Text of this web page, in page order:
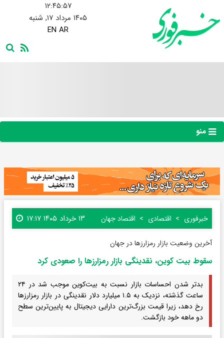
۱۲:۴۵:۵۸
۱۴۰۵ مرداد ۱۷, شنبه
EN AR
منو
خبرفوری اقتصادی اقتصاد جهان ۱۳ خرداد ۱۴۰۵ ۱۷:۱۷
آخرین وضعیت بازار رمزارزها در جهان
سقوط بیت کوین، نقدینگی‌ بازار رمزارزها را صعودی کرد
بدتر شدن احساسات بازار نسبت به بیت‌کوین موجب شد در ۲۴
ساعت گذشته، نزدیک به ۱.۵ میلیارد دلار نقدینگی در بازار رمزارزها
رخ دهد، زیرا قیمت بزرگ‌ترین دارایی دیجیتال به پایین‌ترین سطح
دو ماهه خود بازگشت.